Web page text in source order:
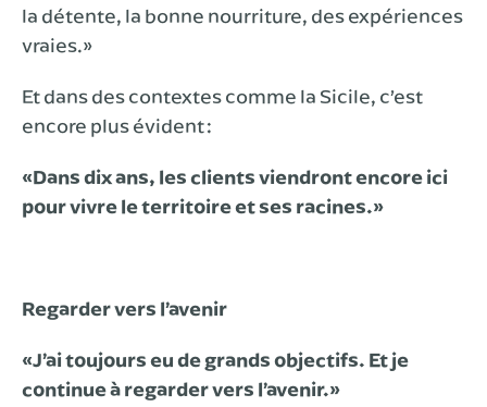
la détente, la bonne nourriture, des expériences
vraies.»
Et dans des contextes comme la Sicile, c’est
encore plus évident :
«Dans dix ans, les clients viendront encore ici
pour vivre le territoire et ses racines.»
Regarder vers l’avenir
«J’ai toujours eu de grands objectifs. Et je
continue à regarder vers l’avenir.»